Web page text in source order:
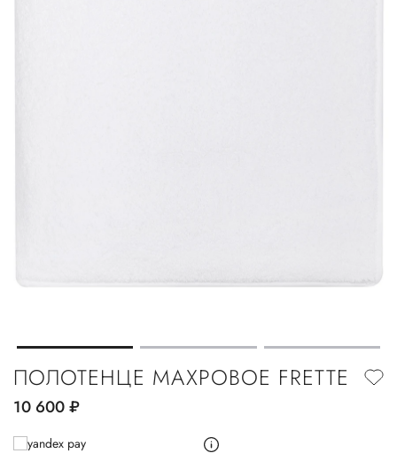
ПОЛОТЕНЦЕ МАХРОВОЕ FRETTE
10 600руб.